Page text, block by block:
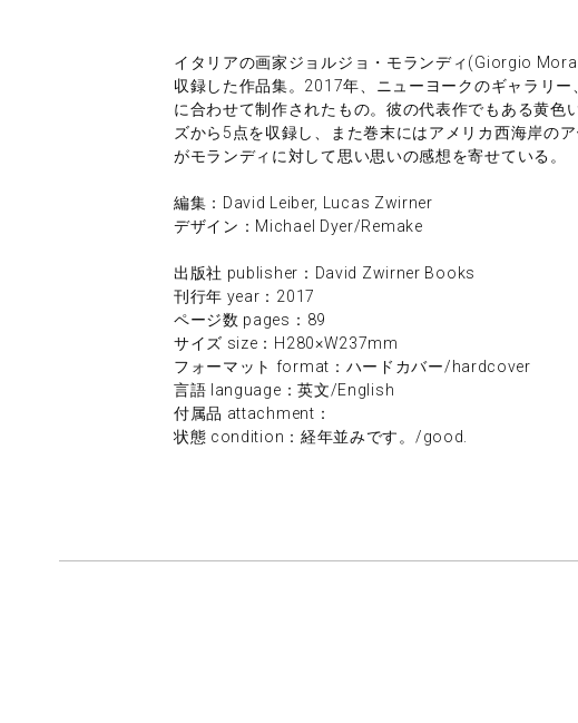
イタリアの画家ジョルジョ・モランディ(Giorgio
収録した作品集。2017年、ニューヨークのギャラリ
に合わせて制作されたもの。彼の代表作でもある黄
ズから5点を収録し、また巻末にはアメリカ西海岸の
がモランディに対して思い思いの感想を寄せている。
編集：David Leiber, Lucas Zwirner
デザイン：Michael Dyer/Remake
出版社 publisher：David Zwirner Books
刊行年 year：2017
ページ数 pages：89
サイズ size：H280×W237mm
フォーマット format：ハードカバー/hardcover
言語 language：英文/English
付属品 attachment：
状態 condition：経年並みです。/good.